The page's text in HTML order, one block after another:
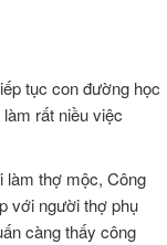
con đường học
rất niều việc
thợ mộc, Công
với người thợ phụ
càng thấy công